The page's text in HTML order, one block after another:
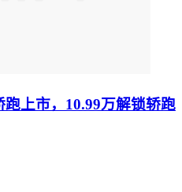
上市，10.99万解锁轿跑